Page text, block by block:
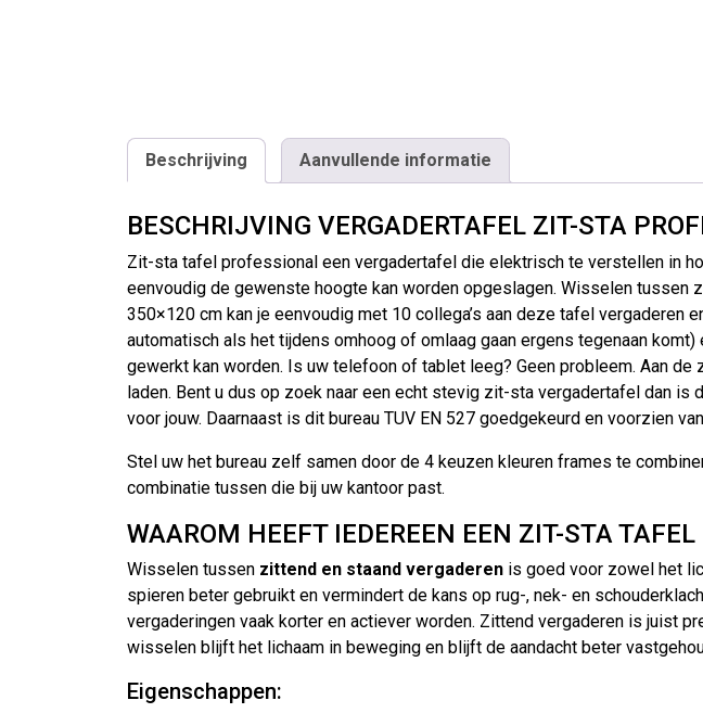
Beschrijving Aanvullende informatie
BESCHRIJVING VERGADERTAFEL ZIT-STA
Zit-sta tafel professional een vergadertafel die elektrisch te verstellen in
eenvoudig de gewenste hoogte kan worden opgeslagen. Wisselen
350×120 cm kan je eenvoudig met 10 collega’s aan deze tafel
automatisch als het tijdens omhoog of omlaag gaan ergens tegenaan
gewerkt kan worden. Is uw telefoon of tablet leeg? Geen probleem. Aan
laden. Bent u dus op zoek naar een echt stevig zit-sta vergadertafel dan
voor jouw. Daarnaast is dit bureau TUV EN 527 goedgekeurd en voorzien van
Stel uw het bureau zelf samen door de 4 keuzen kleuren frames te
combinatie tussen die bij uw kantoor past.
WAAROM HEEFT IEDEREEN EEN ZIT-STA TAFEL
Wisselen tussen zittend en staand vergaderen is goed voor zowel het
spieren beter gebruikt en vermindert de kans op rug-, nek- en
vergaderingen vaak korter en actiever worden. Zittend vergaderen is juist
wisselen blijft het lichaam in beweging en blijft de aandacht beter
Eigenschappen: